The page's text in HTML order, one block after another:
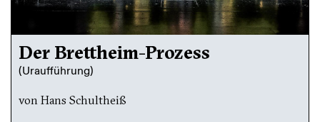
Der Brettheim-Prozess
(Uraufführung)
von Hans Schultheiß